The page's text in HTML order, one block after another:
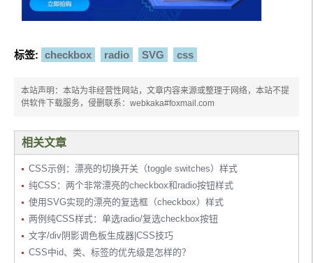
标签: checkbox radio SVG css
本站声明：本站为非经营性网站，文章内容来源或整理于网络，本站不提
供软件下载服务，侵删联系：webkaka#foxmail.com
相关文章
CSS示例：漂亮的切换开关（toggle switches）样式
纯CSS：两个非常漂亮的checkbox和radio按钮样式
使用SVG实现的漂亮的复选框（checkbox）样式
两例纯CSS样式：单选radio/复选checkbox按钮
文字/div阴影调色板生成器|CSS技巧
CSS中id、类、标签的优先级是怎样的？